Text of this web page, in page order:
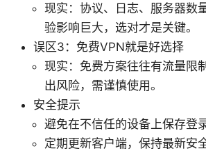
现实：协议、日志、服务器数
验影响巨大，选对才是关键。
误区3：免费VPN就是好选择
现实：免费方案往往有流量限
出风险，需谨慎使用。
安全提示
避免在不信任的设备上保存登
定期更新客户端，保持最新安